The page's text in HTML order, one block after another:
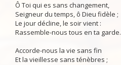
Ô Toi qui es sans changement,
Seigneur du temps, ô Dieu fidèle ;
Le jour décline, le soir vient :
Rassemble-nous tous en ta garde.
Accorde-nous la vie sans fin
Et la vieillesse sans ténèbres ;